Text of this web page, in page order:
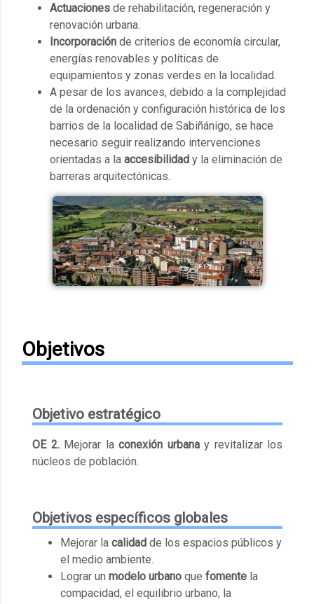
Actuaciones de rehabilitación, regeneración y
renovación urbana.
Incorporación de criterios de economía circular,
energías renovables y políticas de
equipamientos y zonas verdes en la localidad.
A pesar de los avances, debido a la complejidad
de la ordenación y configuración histórica de los
barrios de la localidad de Sabiñánigo, se hace
necesario seguir realizando intervenciones
orientadas a la accesibilidad y la eliminación de
barreras arquitectónicas.
Objetivos
Objetivo estratégico
OE 2.Mejorar la conexión urbanay revitalizar los
núcleos de población.
Objetivos específicos globales
Mejorar la calidad de los espacios públicos y
el medio ambiente.
Lograr un modelo urbano que fomente la
compacidad, el equilibrio urbano, la